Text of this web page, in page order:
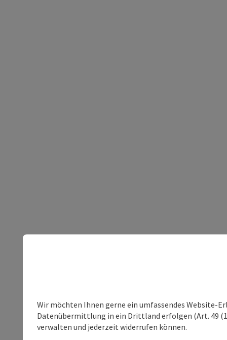
Wir möchten Ihnen gerne ein umfassendes Website-
Datenübermittlung in ein Drittland erfolgen (Art. 49
verwalten und jederzeit widerrufen können.